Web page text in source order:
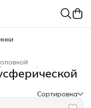
крепеж
Сортировка